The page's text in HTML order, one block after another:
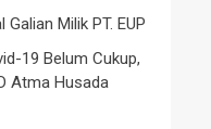
Milik PT. EUP
19 Belum Cukup,
Atma Husada